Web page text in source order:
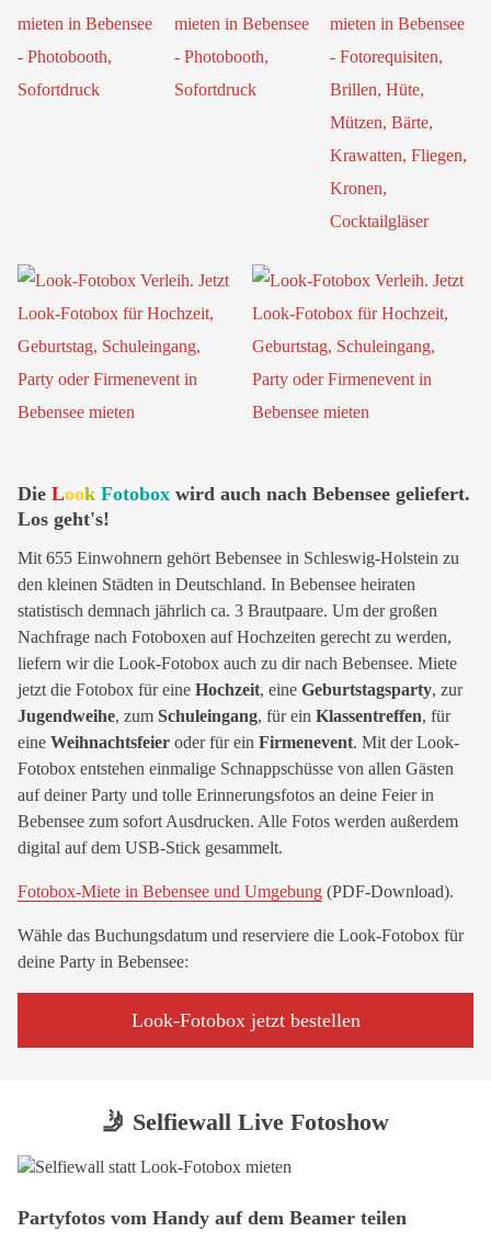
Die Look Fotobox wird auch nach Bebensee geliefert.
Los geht's!
Mit 655 Einwohnern gehört Bebensee in Schleswig-Holstein zu
den kleinen Städten in Deutschland. In Bebensee heiraten
statistisch demnach jährlich ca. 3 Brautpaare. Um der großen
Nachfrage nach Fotoboxen auf Hochzeiten gerecht zu werden,
liefern wir die Look-Fotobox auch zu dir nach Bebensee. Miete
jetzt die Fotobox für eine Hochzeit, eine Geburtstagsparty, zur
Jugendweihe, zum Schuleingang, für ein Klassentreffen, für
eine Weihnachtsfeier oder für ein Firmenevent. Mit der Look-
Fotobox entstehen einmalige Schnappschüsse von allen Gästen
auf deiner Party und tolle Erinnerungsfotos an deine Feier in
Bebensee zum sofort Ausdrucken. Alle Fotos werden außerdem
digital auf dem USB-Stick gesammelt.
Fotobox-Miete in Bebensee und Umgebung (PDF-Download).
Wähle das Buchungsdatum und reserviere die Look-Fotobox für
deine Party in Bebensee:
Look-Fotobox jetzt bestellen
🤳 Selfiewall Live Fotoshow
Partyfotos vom Handy auf dem Beamer teilen